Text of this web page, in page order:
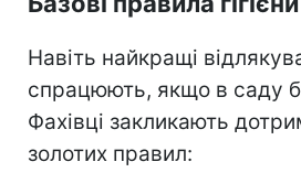
Навіть найкращі
спрацюють, якщо в саду
Фахівці закликають
золотих правил: